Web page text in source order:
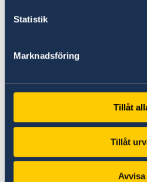
Statistik
Marknadsföring
Tillåt
Tillåt
Avvisa
Pasaporte sueco u
Certificado de
nacimiento).
Si está visitando Suecia,
solicitud directamente a la
de Migraciones de Suecia
dirección: